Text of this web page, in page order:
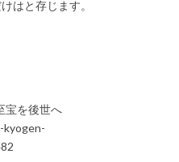
はと存じます。
宝を後世へ